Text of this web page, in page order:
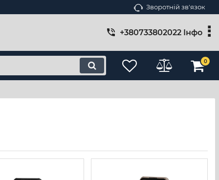
Зворотній зв'язок
+380733802022 Інфо
0